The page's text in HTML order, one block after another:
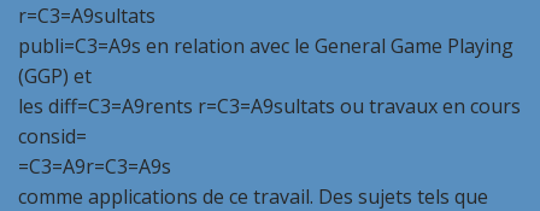
r=C3=A9sultats
publi=C3=A9s en relation avec le General Game Playing
(GGP) et
les diff=C3=A9rents r=C3=A9sultats ou travaux en cours
consid=
=C3=A9r=C3=A9s
comme applications de ce travail. Des sujets tels que